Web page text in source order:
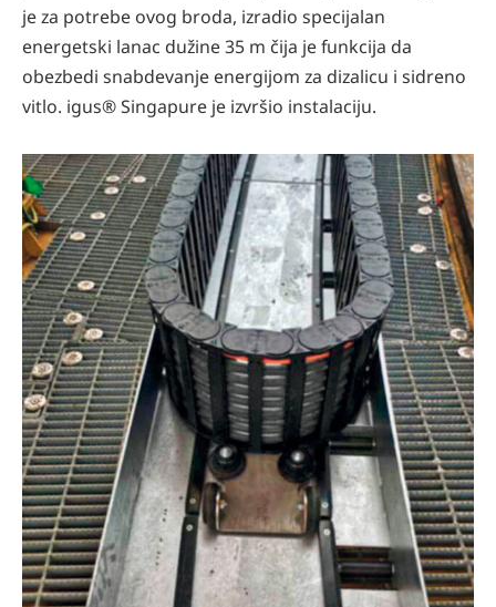
je za potrebe ovog broda, izradio specijalan
energetski lanac dužine 35 m čija je funkcija da
obezbedi snabdevanje energijom za dizalicu i sidreno
vitlo. igus® Singapure je izvršio instalaciju.